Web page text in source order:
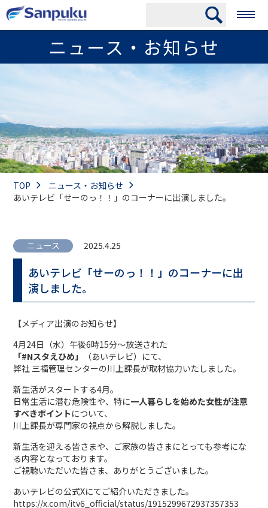
ニュース・お知らせ
TOP
ニュース・お知らせ
あいテレビ「せーのっ！！」のコーナーに出演しました。
ニュース 2025.4.25
あいテレビ「せーのっ！！」のコーナーに出
演しました。
【メディア出演のお知らせ】
4月24日（水）午後6時15分～放送された
「#Nスタえひめ」
（あいテレビ）にて、
弊社 三福管理センターの川上課長が取材協力いたしました。
新生活がスタートする4月。
日常生活に潜む危険性や、特に一人暮らしを始めた女性が注意
すべきポイントについて、
川上課長が専門家の視点から解説しました。
新生活を迎える皆さまや、ご家族の皆さまにとっても参考にな
る内容となっております。
ご視聴いただいた皆さま、ありがとうございました。
あいテレビの公式Xにてご紹介いただきました。
https://x.com/itv6_official/status/1915299672937357353